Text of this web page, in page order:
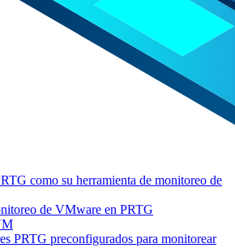
como su herramienta de monitoreo de
de VMware en PRTG
PRTG preconfigurados para monitorear